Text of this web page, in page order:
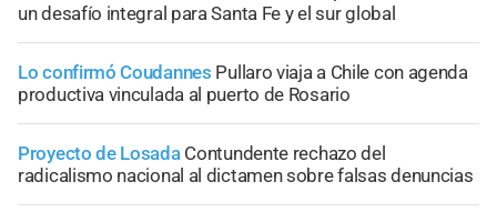
un desafío integral para Santa Fe y el sur global
Lo confirmó Coudannes Pullaro viaja a Chile con agenda
productiva vinculada al puerto de Rosario
Proyecto de Losada Contundente rechazo del
radicalismo nacional al dictamen sobre falsas denuncias